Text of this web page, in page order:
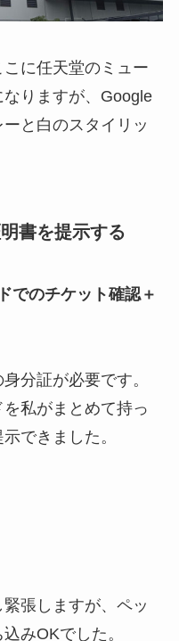
に任天堂のミュー
りますが、Google
と白のスタイリッ
書を提示する
でのチケット確認＋
分証が必要です。
私がまとめて持っ
できました。
張しますが、ペッ
みOKでした。